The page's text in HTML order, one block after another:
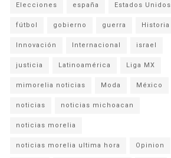
Elecciones españa Estados Unidos
fútbol gobierno guerra Historia
Innovación Internacional israel
justicia Latinoamérica Liga MX
mimorelia noticias Moda México
noticias noticias michoacan
noticias morelia
noticias morelia ultima hora Opinion